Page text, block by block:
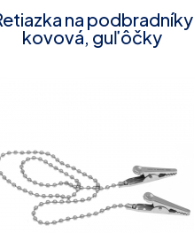
na podbradníky
kovová, guľôčky